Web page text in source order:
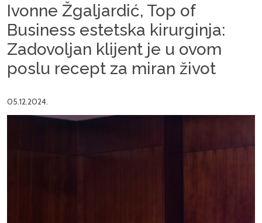
Ivonne Žgaljardić, Top of
Business estetska kirurginja:
Zadovoljan klijent je u ovom
poslu recept za miran život
05.12.2024.